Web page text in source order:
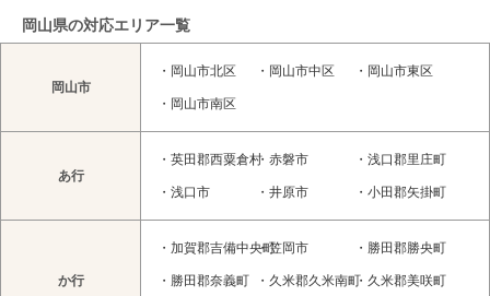
岡山県の対応エリア一覧
岡山市
・ 岡山市北区 ・ 岡山市中区 ・ 岡山市東区
・ 岡山市南区
あ行
・ 英田郡西粟倉村
・ 赤磐市 ・ 浅口郡里庄町
・ 浅口市 ・ 井原市 ・ 小田郡矢掛町
か行
・ 加賀郡吉備中央町
・笠岡市 ・ 勝田郡勝央町
・ 勝田郡奈義町 ・ 久米郡久米南町
・ 久米郡美咲町